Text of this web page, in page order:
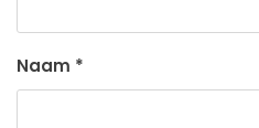
Naam *